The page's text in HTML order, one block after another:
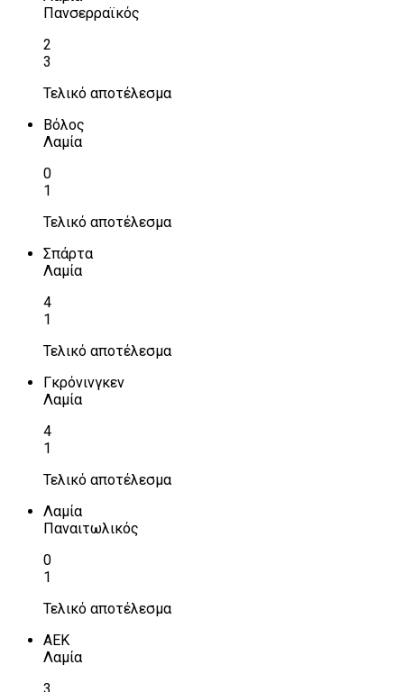
Πανσερραϊκός
2
3
Τελικό αποτέλεσμα
Βόλος
Λαμία
0
1
Τελικό αποτέλεσμα
Σπάρτα
Λαμία
4
1
Τελικό αποτέλεσμα
Γκρόνινγκεν
Λαμία
4
1
Τελικό αποτέλεσμα
Λαμία
Παναιτωλικός
0
1
Τελικό αποτέλεσμα
ΑΕΚ
Λαμία